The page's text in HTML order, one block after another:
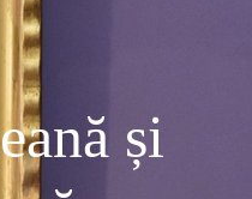
și